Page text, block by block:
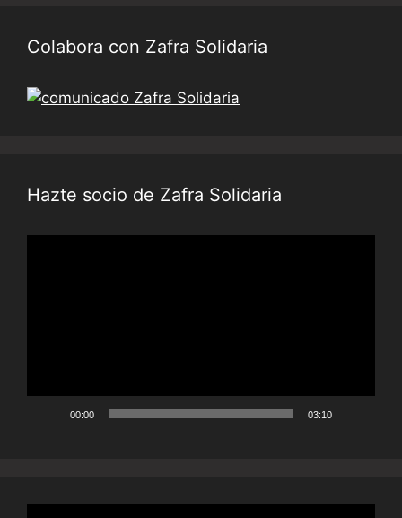
Colabora con Zafra Solidaria
Hazte socio de Zafra Solidaria
00:00 03:10